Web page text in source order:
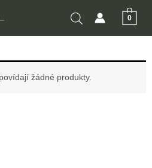
0
žádné produkty.